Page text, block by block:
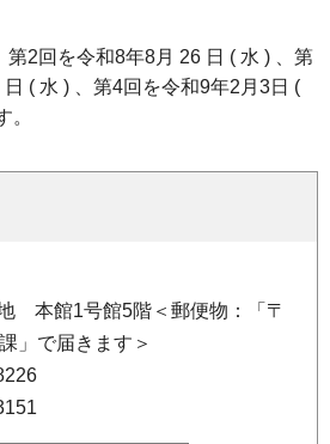
第2回を令和8年8月 26 日 ( 水 ) 、第
( 水 ) 、第4回を令和9年2月3日 (
。
本館1号館5階＜郵便物：「〒
」で届きます＞